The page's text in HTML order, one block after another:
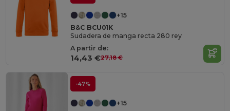
+15
B&C BCU01K
Sudadera de manga recta 280 rey
A partir de:
14,43 €27,18 €
-47%
+15